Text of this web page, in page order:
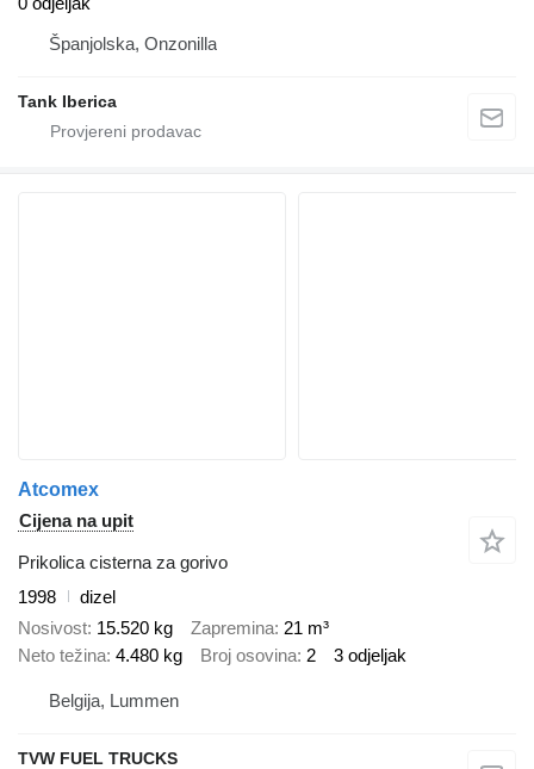
Španjolska, Onzonilla
Tank Iberica
Atcomex
Cijena na upit
Prikolica cisterna za gorivo
1998
dizel
Nosivost 15.520 kg Zapremina 21 m³
Neto težina 4.480 kg Broj osovina 2 3 odjeljak
Belgija, Lummen
TVW FUEL TRUCKS